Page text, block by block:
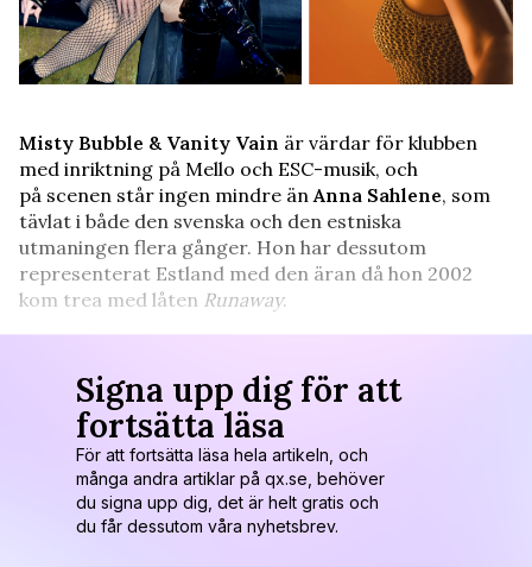
Misty Bubble & Vanity Vain är värdar för klubben
med inriktning på Mello och ESC-musik, och
på scenen står ingen mindre än Anna Sahlene, som
tävlat i både den svenska och den estniska
utmaningen flera gånger. Hon har dessutom
representerat Estland med den äran då hon 2002
kom trea med låten Runaway.
Signa upp dig för att
fortsätta läsa
För att fortsätta läsa hela artikeln, och
många andra artiklar på qx.se, behöver
du signa upp dig, det är helt gratis och
du får dessutom våra nyhetsbrev.